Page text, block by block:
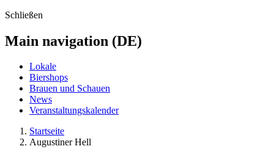
Schließen
Main navigation (DE)
Lokale
Biershops
Brauen und Schauen
News
Veranstaltungskalender
Startseite
Augustiner Hell